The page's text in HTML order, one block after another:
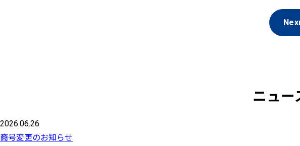
ニュー
2026.06.26
商号変更のお知らせ